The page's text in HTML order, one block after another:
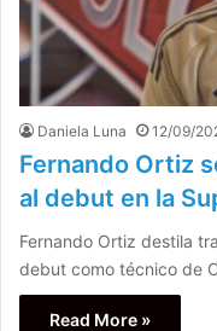
Daniela Luna 12/09/
Fernando Ortiz
al debut en la
Fernando Ortiz destila
debut como técnico de
Read More »